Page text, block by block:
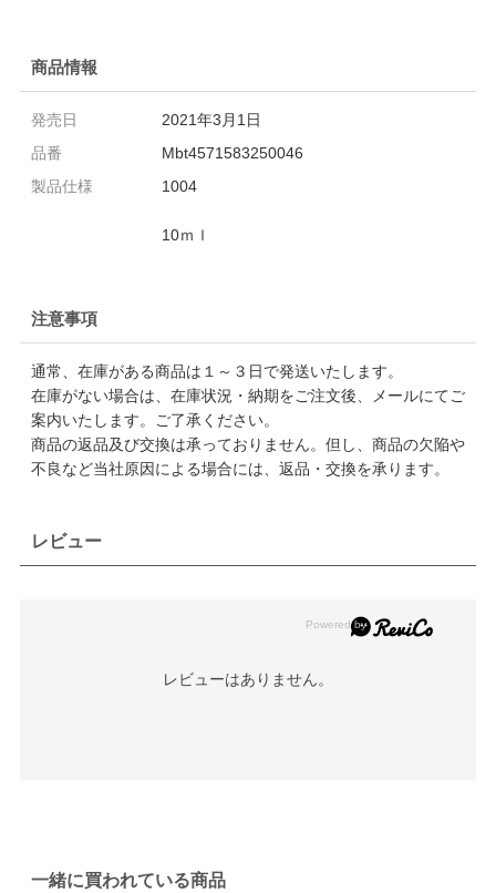
商品情報
発売日
2021年3月1日
品番
Mbt4571583250046
製品仕様
1004
10ｍｌ
注意事項
通常、在庫がある商品は１～３日で発送いたします。
在庫がない場合は、在庫状況・納期をご注文後、メールにてご
案内いたします。ご了承ください。
商品の返品及び交換は承っておりません。但し、商品の欠陥や
不良など当社原因による場合には、返品・交換を承ります。
レビュー
レビューはありません。
一緒に買われている商品